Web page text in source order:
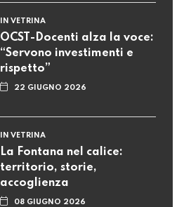
IN VETRINA
OCST-Docenti alza la voce:
“Servono investimenti e
rispetto”
22 GIUGNO 2026
IN VETRINA
La Fontana nel calice:
territorio, storie,
accoglienza
08 GIUGNO 2026